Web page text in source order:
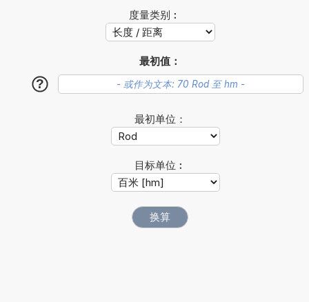
度量类别︰
最初值：
?
最初单位：
目标单位︰